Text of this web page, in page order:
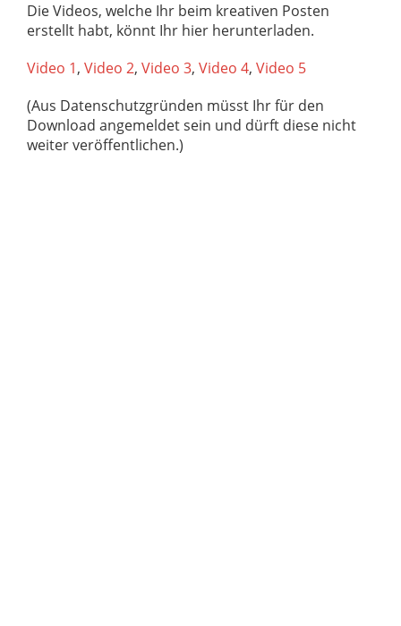
Die Videos, welche Ihr beim kreativen Posten
erstellt habt, könnt Ihr hier herunterladen.
Video 1, Video 2, Video 3, Video 4, Video 5
(Aus Datenschutzgründen müsst Ihr für den
Download angemeldet sein und dürft diese nicht
weiter veröffentlichen.)